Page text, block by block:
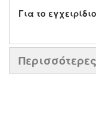
Για το